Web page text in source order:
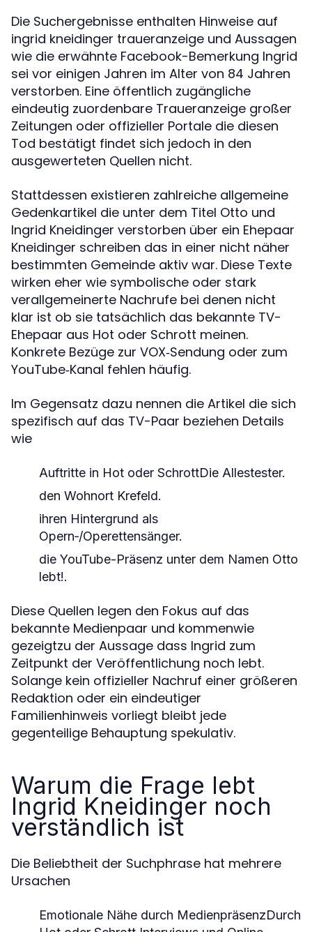
Die Suchergebnisse enthalten Hinweise auf
ingrid kneidinger traueranzeige und Aussagen
wie die erwähnte Facebook-Bemerkung Ingrid
sei vor einigen Jahren im Alter von 84 Jahren
verstorben. Eine öffentlich zugängliche
eindeutig zuordenbare Traueranzeige großer
Zeitungen oder offizieller Portale die diesen
Tod bestätigt findet sich jedoch in den
ausgewerteten Quellen nicht.
Stattdessen existieren zahlreiche allgemeine
Gedenkartikel die unter dem Titel Otto und
Ingrid Kneidinger verstorben über ein Ehepaar
Kneidinger schreiben das in einer nicht näher
bestimmten Gemeinde aktiv war. Diese Texte
wirken eher wie symbolische oder stark
verallgemeinerte Nachrufe bei denen nicht
klar ist ob sie tatsächlich das bekannte TV-
Ehepaar aus Hot oder Schrott meinen.
Konkrete Bezüge zur VOX‑Sendung oder zum
YouTube‑Kanal fehlen häufig.
Im Gegensatz dazu nennen die Artikel die sich
spezifisch auf das TV-Paar beziehen Details
wie
Auftritte in Hot oder SchrottDie Allestester.
den Wohnort Krefeld.
ihren Hintergrund als
Opern‑/Operettensänger.
die YouTube-Präsenz unter dem Namen Otto
lebt!.
Diese Quellen legen den Fokus auf das
bekannte Medienpaar und kommenwie
gezeigtzu der Aussage dass Ingrid zum
Zeitpunkt der Veröffentlichung noch lebt.
Solange kein offizieller Nachruf einer größeren
Redaktion oder ein eindeutiger
Familienhinweis vorliegt bleibt jede
gegenteilige Behauptung spekulativ.
Warum die Frage lebt
Ingrid Kneidinger noch
verständlich ist
Die Beliebtheit der Suchphrase hat mehrere
Ursachen
Emotionale Nähe durch MedienpräsenzDurch